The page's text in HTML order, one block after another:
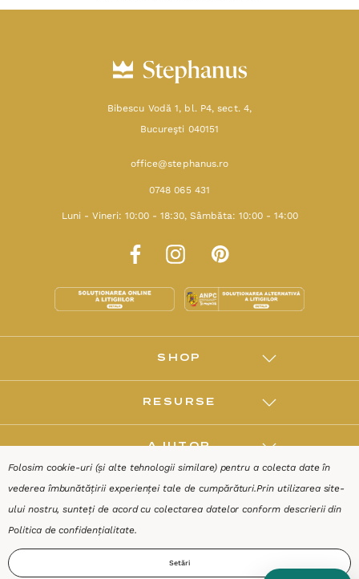
Bibescu Vodă 1, bl. P4, sect. 4,
Bucureşti 040151
office@stephanus.ro
0748 065 431
Luni - Vineri: 10:00 - 18:30, Sâmbăta: 10:00 - 14:00
SHOP
RESURSE
AJUTOR
DESPRE
Folosim cookie-uri (și alte tehnologii similare) pentru a colecta date în
vederea îmbunătățirii experienței tale de cumpărături.Prin utilizarea site-
ului nostru, sunteți de acord cu colectarea datelor conform descrierii din
Politica de confidențialitate.
Setări